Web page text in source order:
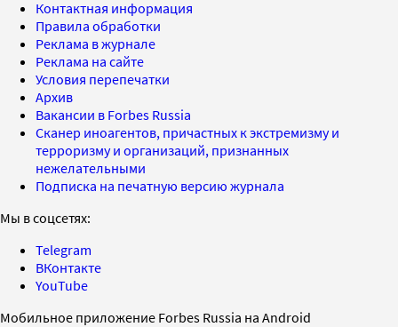
Контактная информация
Правила обработки
Реклама в журнале
Реклама на сайте
Условия перепечатки
Архив
Вакансии в Forbes Russia
Сканер иноагентов, причастных к экстремизму и
терроризму и организаций, признанных
нежелательными
Подписка на печатную версию журнала
Мы в соцсетях:
Telegram
ВКонтакте
YouTube
Мобильное приложение Forbes Russia на Android